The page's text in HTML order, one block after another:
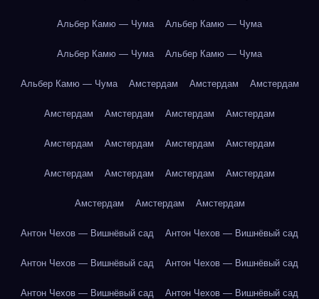
Альбер Камю — Чума Альбер Камю — Чума
Альбер Камю — Чума Альбер Камю — Чума
Альбер Камю — Чума Амстердам Амстердам Амстердам
Амстердам Амстердам Амстердам Амстердам
Амстердам Амстердам Амстердам Амстердам
Амстердам Амстердам Амстердам Амстердам
Амстердам Амстердам Амстердам
Антон Чехов — Вишнёвый сад Антон Чехов — Вишнёвый сад
Антон Чехов — Вишнёвый сад Антон Чехов — Вишнёвый сад
Антон Чехов — Вишнёвый сад Антон Чехов — Вишнёвый сад